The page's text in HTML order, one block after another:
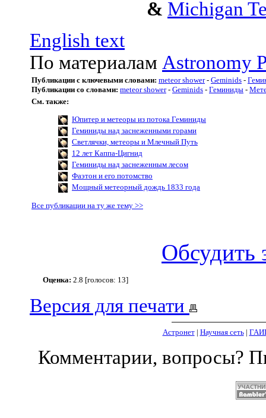
& Michigan
English text
По материалам Astronomy
Публикации с ключевыми словами: meteor shower- Geminids -
Публикации со словами: meteor shower- Geminids - Геминиды -
См. также:
Юпитер и метеоры из потока Геминиды
Геминиды над заснеженными горами
Светлячки, метеоры и Млечный Путь
12 лет Каппа-Цигнид
Геминиды над заснеженным лесом
Фаэтон и его потомство
Мощный метеорный дождь 1833 года
Все публикации на ту же тему >>
Обсудить
Оценка: 2.8 [голосов: 13]
Версия для печати
Астронет| Научная сеть|
Комментарии, вопросы?